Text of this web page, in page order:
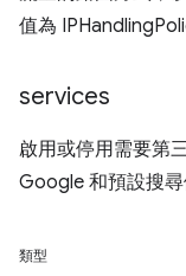
值為
services
啟用或停用需要第
Google 和預設搜尋
類型